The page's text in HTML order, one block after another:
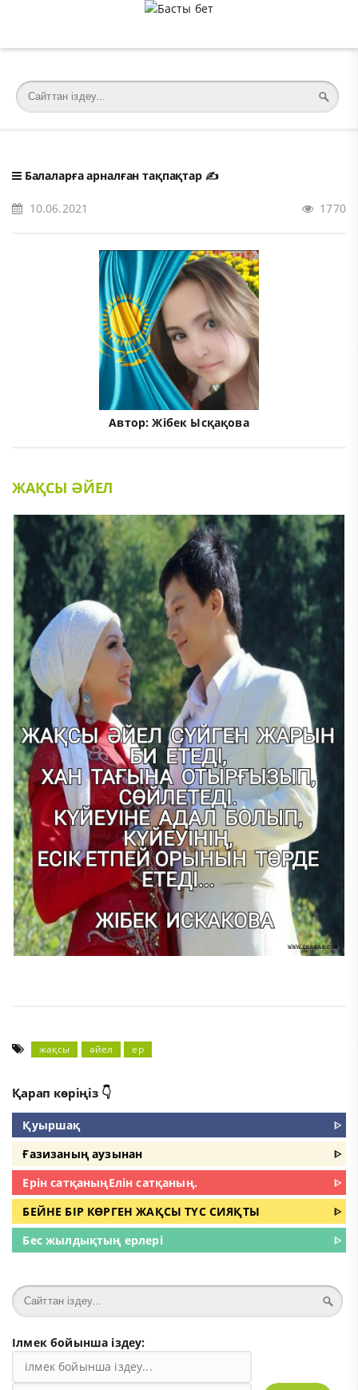
Балаларға арналған тақпақтар✍️
10.06.2021 1770
Автор:Жібек Ысқақова
ЖАҚСЫ ӘЙЕЛ
жақсы әйел ер
Қарап көріңіз 👇
Қуыршақ
ᐈ
Ғазизаның аузынан
ᐈ
Ерін сатқаныңЕлін сатқаның.
ᐈ
БЕЙНЕ БІР КӨРГЕН ЖАҚСЫ ТҮС СИЯҚТЫ
ᐈ
Бес жылдықтың ерлері
ᐈ
Ілмек бойынша іздеу: